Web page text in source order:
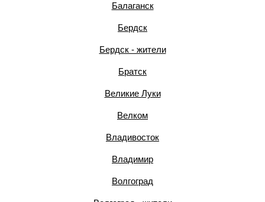
Балаганск
Бердск
Бердск - жители
Братск
Великие Луки
Велком
Владивосток
Владимир
Волгоград